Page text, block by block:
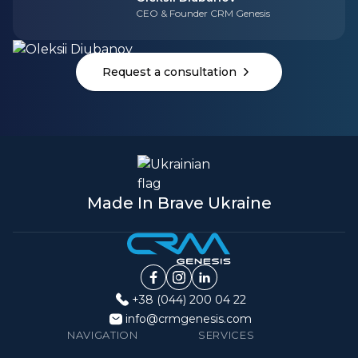
CEO & Founder CRM Genesis
Request a consultation
Made In Brave Ukraine
+38 (044) 200 04 22
info@crmgenesis.com
NAVIGATION SERVICES